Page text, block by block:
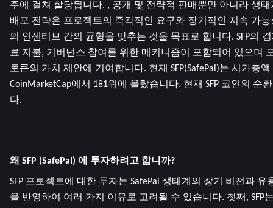
주에 걸쳐 할당됩니다. , 공개 및 전략적 판매뿐만 아니라 생
배포 전략은 프로젝트의 즉각적인 요구와 장기적인 지속 가
의 인센티브 간의 균형을 맞추는 것을 목표로 합니다. SFP의
료 지불, 거버넌스 참여를 위한 메커니즘이 포함되어 있으며
토큰의 가치 제안에 기여합니다. 현재 SFP(SafePal)는 시가총액
CoinMarketCap에서 181위에 올랐습니다. 현재 SFP 코인의 순
다.
왜 SFP (SafePal) 에 투자하려고 합니까?
SFP 프로젝트에 대한 투자는 SafePal 생태계의 장기 비전과
을 반영하여 여러 가지 이유로 고려될 수 있습니다. 첫째, SFP